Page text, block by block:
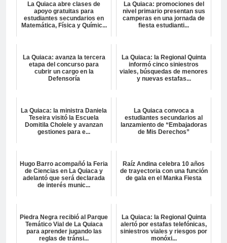
La Quiaca abre clases de
apoyo gratuitas para
estudiantes secundarios en
Matemática, Física y Químic...
La Quiaca: promociones del
nivel primario presentan sus
camperas en una jornada de
fiesta estudianti...
La Quiaca: avanza la tercera
etapa del concurso para
cubrir un cargo en la
Defensoría
La Quiaca: la Regional Quinta
informó cinco siniestros
viales, búsquedas de menores
y nuevas estafas...
La Quiaca: la ministra Daniela
Teseira visitó la Escuela
Domitila Cholele y avanzan
gestiones para e...
La Quiaca convoca a
estudiantes secundarios al
lanzamiento de “Embajadoras
de Mis Derechos”
Hugo Barro acompañó la Feria
de Ciencias en La Quiaca y
adelantó que será declarada
de interés munic...
Raíz Andina celebra 10 años
de trayectoria con una función
de gala en el Manka Fiesta
Piedra Negra recibió al Parque
Temático Vial de La Quiaca
para aprender jugando las
reglas de tránsi...
La Quiaca: la Regional Quinta
alertó por estafas telefónicas,
siniestros viales y riesgos por
monóxi...